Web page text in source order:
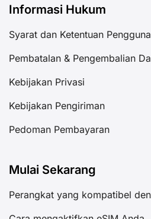
Informasi Hukum
Syarat dan Ketentuan
Pembatalan & Pengembalian
Kebijakan Privasi
Kebijakan Pengiriman
Pedoman Pembayaran
Mulai Sekarang
Perangkat yang kompatibel